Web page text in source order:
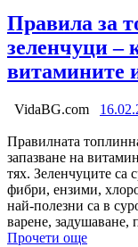
Правила за
зеленчуци –
витамините
VidaBG.com
Правилната
запазване на
тях. Зеленчуците са
фибри, ензими,
най-полезни са в
варене, задушаване,
Прочети още